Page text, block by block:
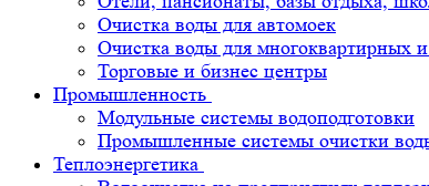
Очистка воды для автомоек
Очистка воды для многоквартирных
Торговые и бизнес центры
Промышленность
Модульные системы водоподготовки
Промышленные системы очистки
Теплоэнергетика